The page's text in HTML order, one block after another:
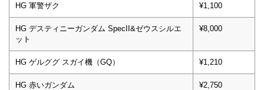
HG 軍警ザク ¥1,100
HG デスティニーガンダム SpecII&ゼウスシルエ
ット
¥8,000
HG ゲルググ スガイ機（GQ） ¥1,210
HG 赤いガンダム ¥2,750